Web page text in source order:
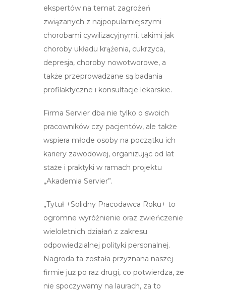
ekspertów na temat zagrożeń
związanych z najpopularniejszymi
chorobami cywilizacyjnymi, takimi jak
choroby układu krążenia, cukrzyca,
depresja, choroby nowotworowe, a
także przeprowadzane są badania
profilaktyczne i konsultacje lekarskie.
Firma Servier dba nie tylko o swoich
pracowników czy pacjentów, ale także
wspiera młode osoby na początku ich
kariery zawodowej, organizując od lat
staże i praktyki w ramach projektu
„Akademia Servier”.
„Tytuł +Solidny Pracodawca Roku+ to
ogromne wyróżnienie oraz zwieńczenie
wieloletnich działań z zakresu
odpowiedzialnej polityki personalnej.
Nagroda ta została przyznana naszej
firmie już po raz drugi, co potwierdza, że
nie spoczywamy na laurach, za to